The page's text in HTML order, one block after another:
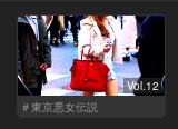
Vol.12
＃東京悪女伝説